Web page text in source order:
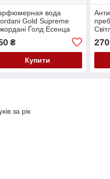
вода
Gold Supreme
Ґолд Есенца
₴
Купити
270
за рік